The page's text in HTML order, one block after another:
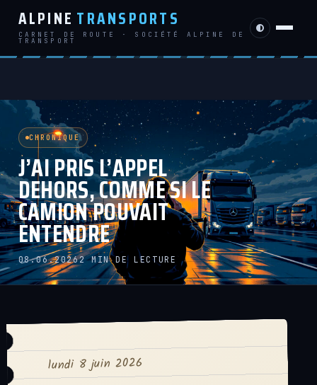
ALPINE TRANSPORTS
CARNET DE ROUTE · SOCIÉTÉ ALPINE DE
TRANSPORT
CHRONIQUE
J’AI PRIS L’APPEL
DEHORS, COMME SI LE
CAMION POUVAIT
ENTENDRE
08.06.20262 MIN DE LECTURE
lundi 8 juin 2026